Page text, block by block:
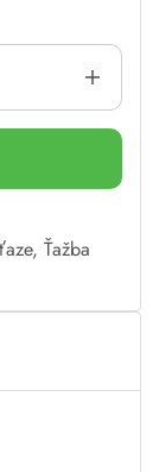
, Ťažba